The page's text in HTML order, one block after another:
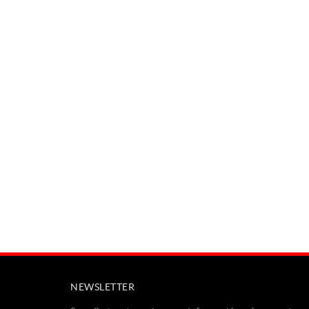
NEWSLETTER